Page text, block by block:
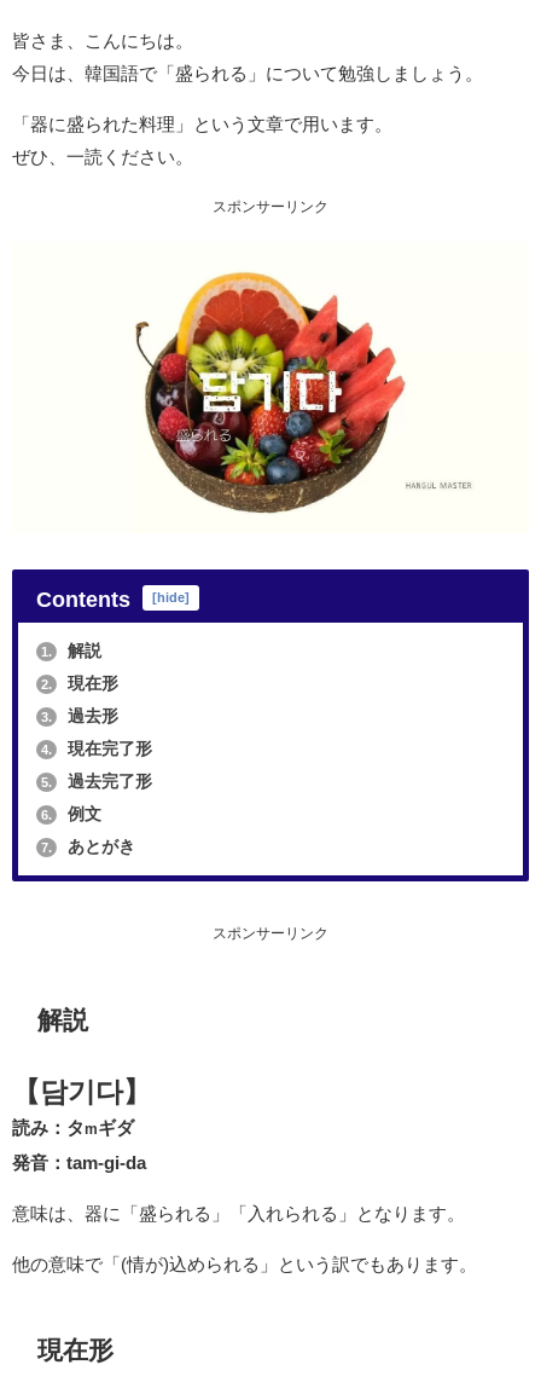
皆さま、こんにちは。
今日は、韓国語で「盛られる」について勉強しましょう。
「器に盛られた料理」という文章で用います。
ぜひ、一読ください。
スポンサーリンク
Contents [hide]
1. 解説
2. 現在形
3. 過去形
4. 現在完了形
5. 過去完了形
6. 例文
7. あとがき
スポンサーリンク
解説
【담기다】
読み：タmギダ
発音：tam-gi-da
意味は、器に「盛られる」「入れられる」となります。
他の意味で「(情が)込められる」という訳でもあります。
現在形